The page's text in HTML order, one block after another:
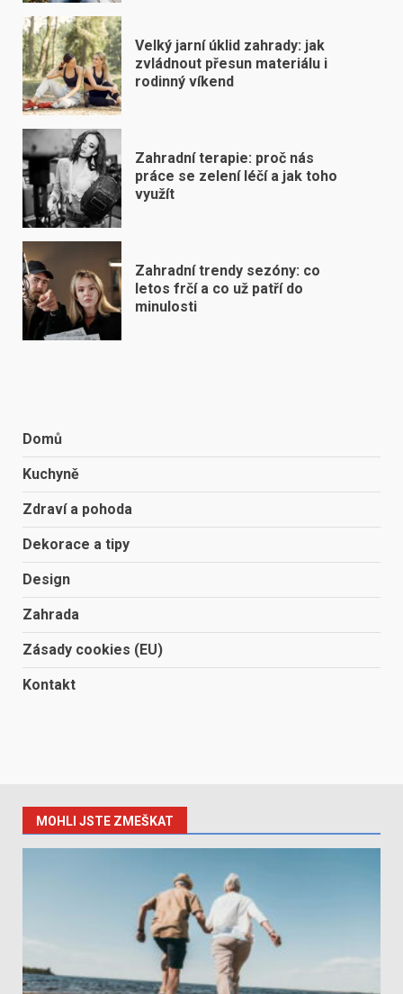
Velký jarní úklid zahrady: jak
zvládnout přesun materiálu i
rodinný víkend
Zahradní terapie: proč nás
práce se zelení léčí a jak toho
využít
Zahradní trendy sezóny: co
letos frčí a co už patří do
minulosti
Domů
Kuchyně
Zdraví a pohoda
Dekorace a tipy
Design
Zahrada
Zásady cookies (EU)
Kontakt
MOHLI JSTE ZMEŠKAT